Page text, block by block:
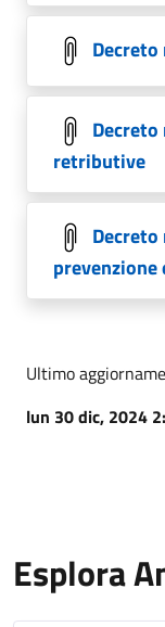
retributive
prevenzione
Ultimo
lun 30 dic, 2024
Esplora